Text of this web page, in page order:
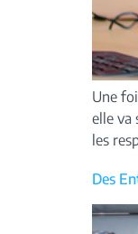
Une
elle va
les
Des